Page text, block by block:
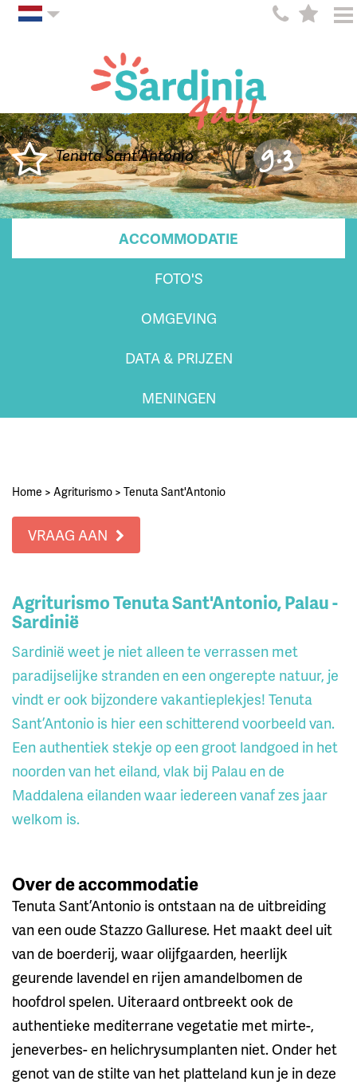
Tenuta Sant'Antonio 9.3
ACCOMMODATIE
FOTO'S
OMGEVING
DATA & PRIJZEN
MENINGEN
Home > Agriturismo > Tenuta Sant'Antonio
VRAAG AAN
Agriturismo Tenuta Sant'Antonio, Palau -
Sardinië
Sardinië weet je niet alleen te verrassen met
paradijselijke stranden en een ongerepte natuur, je
vindt er ook bijzondere vakantieplekjes! Tenuta
Sant’Antonio is hier een schitterend voorbeeld van.
Een authentiek stekje op een groot landgoed in het
noorden van het eiland, vlak bij Palau en de
Maddalena eilanden waar iedereen vanaf zes jaar
welkom is.
Over de accommodatie
Tenuta Sant’Antonio is ontstaan na de uitbreiding
van een oude Stazzo Gallurese. Het maakt deel uit
van de boerderij, waar olijfgaarden, heerlijk
geurende lavendel en rijen amandelbomen de
hoofdrol spelen. Uiteraard ontbreekt ook de
authentieke mediterrane vegetatie met mirte-,
jeneverbes- en helichrysumplanten niet. Onder het
genot van de stilte van het platteland kun je in deze